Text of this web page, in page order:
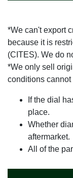
*We can't export
because it is
(CITES). We do
*We only sell
conditions cannot
If the dial
place.
Whether
aftermarket.
All of the